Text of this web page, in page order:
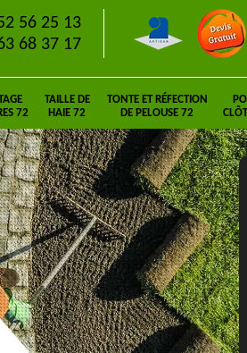
56 25 13
68 37 17
72
TAILLE DE
HAIE 72
TONTE ET RÉFECTION
DE PELOUSE 72